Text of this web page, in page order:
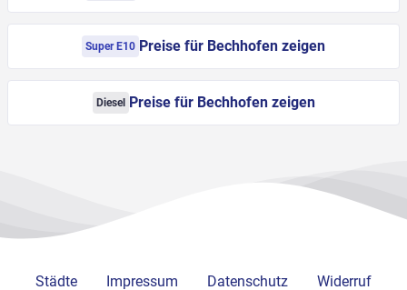
Super E10 Preise für Bechhofen zeigen
Diesel Preise für Bechhofen zeigen
Städte Impressum Datenschutz Widerruf